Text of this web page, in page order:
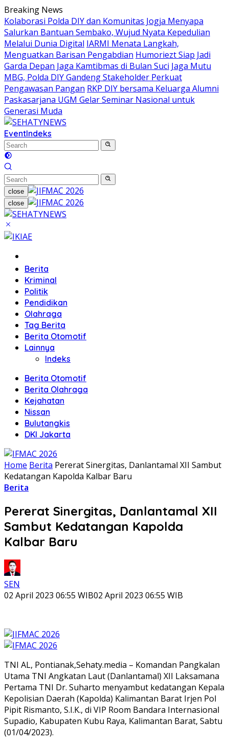
Skip
to
content
Breaking News
Kolaborasi Polda DIY dan Komunitas Jogja Menyapa
Salurkan Bantuan Sembako, Wujud Nyata Kepedulian
Melalui Dunia Digital IARMI Menata Langkah,
Menguatkan Barisan Pengabdian Humoriezt Siap Jadi
Garda Depan Jaga Kamtibmas di Bulan Suci Jaga Mutu
MBG, Polda DIY Gandeng Stakeholder Perkuat
Pengawasan Pangan RKP DIY bersama Keluarga Alumni
Paskasarjana UGM Gelar Seminar Nasional untuk
Generasi Muda
EventIndeks
close
close
Berita
Kriminal
Politik
Pendidikan
Olahraga
Tag Berita
Berita Otomotif
Lainnya
Indeks
Berita Otomotif
Berita Olahraga
Kejahatan
Nissan
Bulutangkis
DKI Jakarta
Home Berita Pererat Sinergitas, Danlantamal XII Sambut
Kedatangan Kapolda Kalbar Baru
Berita
Pererat Sinergitas, Danlantamal XII
Sambut Kedatangan Kapolda
Kalbar Baru
SEN
02 April 2023 06:55 WIB02 April 2023 06:55 WIB
TNI AL, Pontianak,Sehaty.media – Komandan Pangkalan
Utama TNI Angkatan Laut (Danlantamal) XII Laksamana
Pertama TNI Dr. Suharto menyambut kedatangan Kepala
Kepolisian Daerah (Kapolda) Kalimantan Barat Irjen Pol
Pipit Rismanto, S.I.K., di VIP Room Bandara Internasional
Supadio, Kabupaten Kubu Raya, Kalimantan Barat, Sabtu
(01/04/2023).